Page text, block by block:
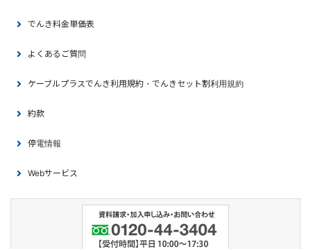
でんき料金単価表
よくあるご質問
ケーブルプラスでんき利用規約・でんきセット割利用規約
約款
停電情報
Webサービス